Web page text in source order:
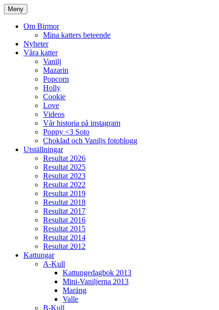
Meny
Om Birmor
Mina katters beteende
Nyheter
Våra katter
Vanilj
Mazarin
Popcorn
Holly
Cookie
Love
Videos
Vår historia på instagram
Poppy <3 Soto
Choklad och Vaniljs fotoblogg
Utställningar
Resultat 2026
Resultat 2025
Resultat 2023
Resultat 2022
Resultat 2019
Resultat 2018
Resultat 2017
Resultat 2016
Resultat 2015
Resultat 2014
Resultat 2012
Kattungar
A-Kull
Kattungedagbok 2013
Mini-Vaniljerna 2013
Maräng
Valle
B-Kull